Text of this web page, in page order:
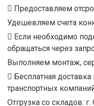
Предоставляем
Удешевляем счета
Если необходимо
обращаться через
Выполняем монтаж,
Бесплатная
транспортных
Отгрузка со складов: